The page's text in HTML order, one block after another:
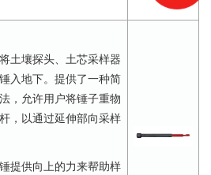
土壤探头、土芯采样器
入地下。提供了一种简
，允许用户将锤子重物
，以通过延伸部向采样
提供向上的力来帮助样